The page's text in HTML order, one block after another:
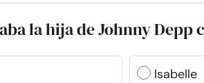
la hija de Johnny Depp
Isabelle